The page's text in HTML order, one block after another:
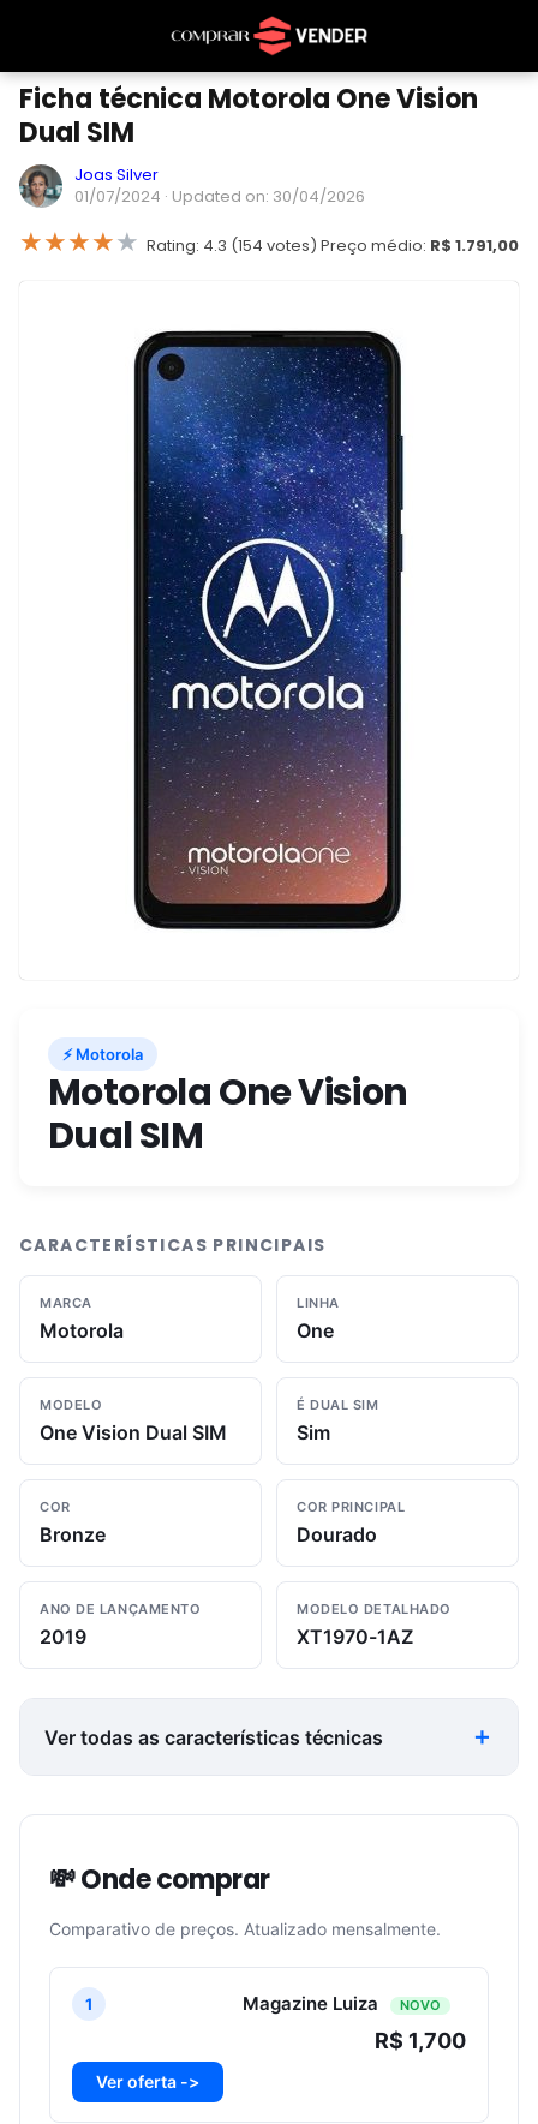
Ficha técnica Motorola One Vision
Dual SIM
Joas Silver
01/07/2024 · Updated on: 30/04/2026
★★★★★ Rating: 4.3 (154 votes) Preço médio: R$ 1.791,00
⚡ Motorola
Motorola One Vision
Dual SIM
CARACTERÍSTICAS PRINCIPAIS
MARCA
Motorola
LINHA
One
MODELO
One Vision Dual SIM
É DUAL SIM
Sim
COR
Bronze
COR PRINCIPAL
Dourado
ANO DE LANÇAMENTO
2019
MODELO DETALHADO
XT1970-1AZ
Ver todas as características técnicas
💸 Onde comprar
Comparativo de preços. Atualizado mensalmente.
1 Magazine Luiza NOVO
R$ 1,700
Ver oferta ->